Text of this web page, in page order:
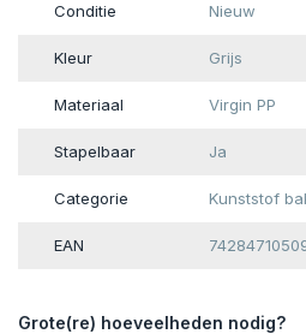
Conditie Nieuw
Kleur Grijs
Materiaal Virgin PP
Stapelbaar Ja
Categorie Kunststof
EAN
Grote(re) hoeveelheden nodig?